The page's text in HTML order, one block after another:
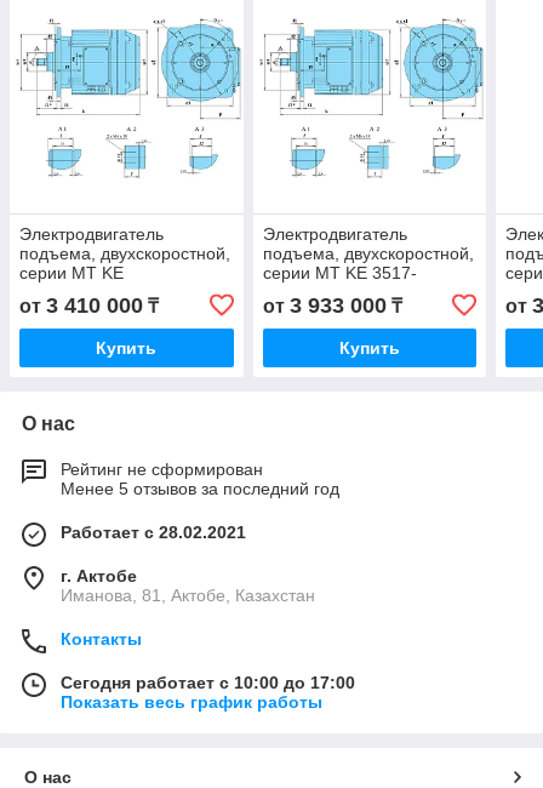
Электродвигатель
подъема, двухскоростной,
серии MT KE
3317М24/4ТР1 KE
3317M24/4TP1 K
3317М24/4 ТР1 K
3317M24/4
от 3 410 000 ₸
Купить
Электродвигатель
подъема, двухскоростной,
серии MT KE 3517-
24/6ТР1 KE 3517-24/6TP1
K 3517-24/6 ТР1 K 3517-
24/6
от 3 933 000₸
Купить
от
О нас
Рейтинг не сформирован
Менее 5 отзывов за последний год
Работает с 28.02.2021
г. Актобе
Иманова, 81, Актобе, Казахстан
Контакты
Сегодня работает с 10:00 до 17:00
Показать весь график работы
О нас